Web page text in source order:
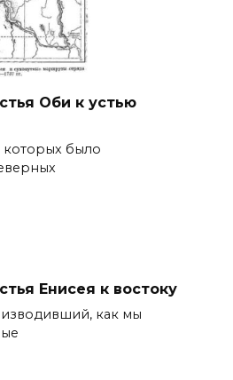
Оби к устью
которых было
Енисея к востоку
как мы